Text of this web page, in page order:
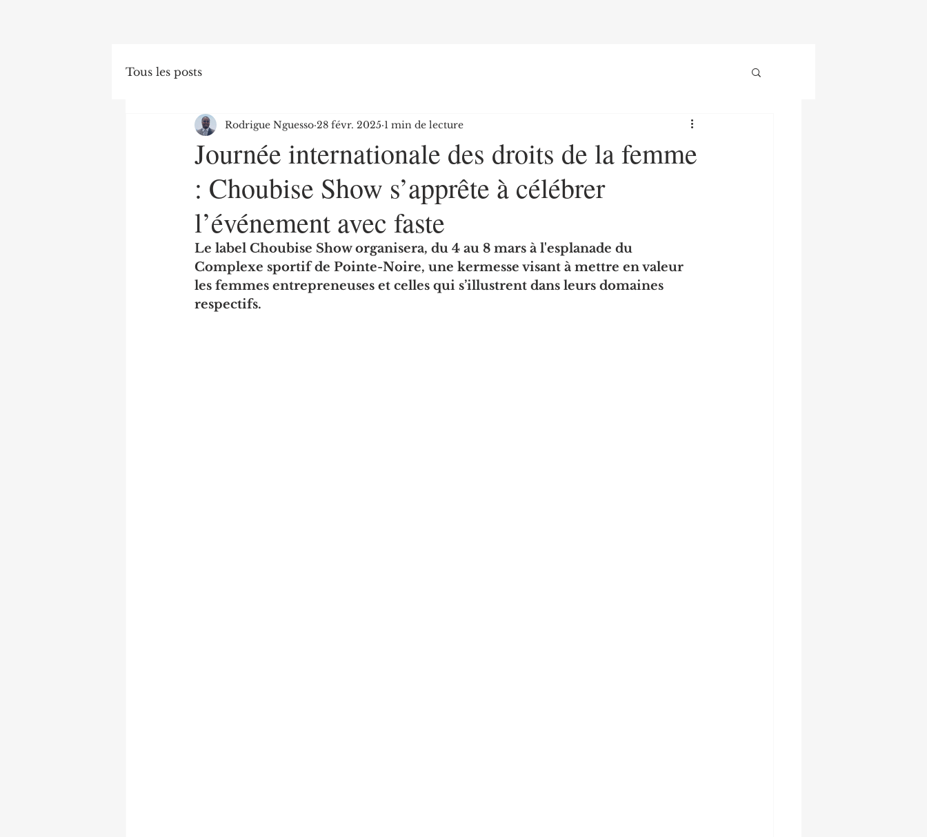
Tous les posts
Journée internationale des droits de la femme
: Choubise Show s’apprête à célébrer
l’événement avec faste
Rodrigue Nguesso 28 févr. 2025 1 min de lecture
Le label Choubise Show organisera, du 4 au 8 mars à l'esplanade du
Complexe sportif de Pointe-Noire, une kermesse visant à mettre en valeur
les femmes entrepreneuses et celles qui s’illustrent dans leurs domaines
respectifs.